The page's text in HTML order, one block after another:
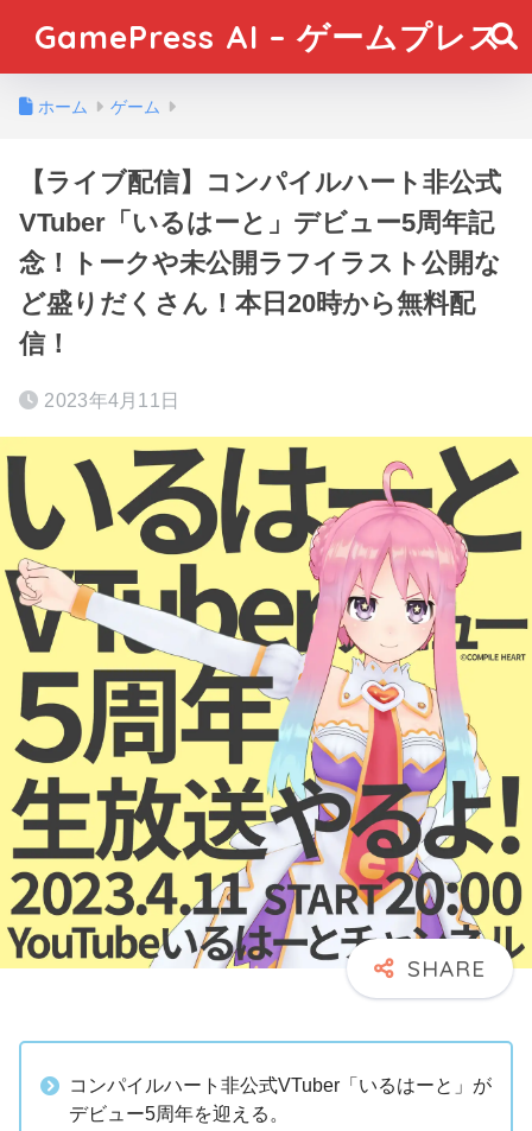
GamePress AI – ゲームプレス
ホーム ゲーム
【ライブ配信】コンパイルハート非公式
VTuber「いるはーと」デビュー5周年記
念！トークや未公開ラフイラスト公開な
ど盛りだくさん！本日20時から無料配
信！
2023年4月11日
コンパイルハート非公式VTuber「いるはーと」が
デビュー5周年を迎える。